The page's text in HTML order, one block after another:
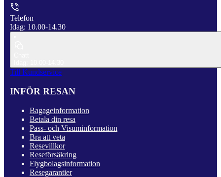
Telefon
Idag: 10.00-14.30
Till Kundservice
INFÖR RESAN
Bagageinformation
Betala din resa
Pass- och Visuminformation
Bra att veta
Resevillkor
Reseförsäkring
Flygbolagsinformation
Resegarantier